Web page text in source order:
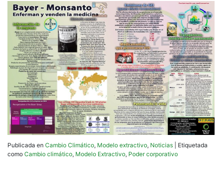
Publicada en Cambio Climático, Modelo extractivo, Noticias
Etiquetada
como Cambio climático, Modelo Extractivo, Poder corporativo